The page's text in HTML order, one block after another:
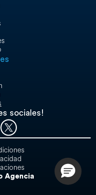
sociales!
Agencia